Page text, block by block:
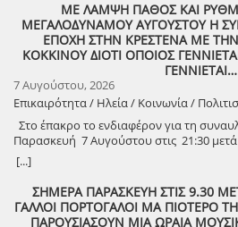
Λέντζας, μαζί με κλιμάκιο της Τεχνικής
της δημοτικής αρχής, διαπιστώθηκε
άμεσα και αυστηρά εντός των
χρηματοδοτείται από το Εθνικό
πλαίσιο των εξειδικευμένων εργασιών
εκσκαφές για την απομάκρυνση των
κατασκευάστηκε ισχυρός τοίχος
γεωύφασμα οπλισμένης γης, και
οπλισμένο επίχωμα με ειδικό κοκκώδες
Λέντζας δήλωσε ικανοποιημένος από
στέλνοντας παράλληλα το μήνυμα για τη
Στόχος μας είναι ο Δήμος Ανδραβίδας-
ζωντανό εργοτάξιο δημιουργίας. Με
ΜΕ ΛΑΜΨΗ ΠΑΘΟΣ ΚΑΙ
ΜΕΓΑΛΟΔΥΝΑΜΟΥ ΑΥΓΟΥΣΤΟΥ Η
ΕΠΟΧΗ ΣΤΗΝ ΚΡΕΣΤΕΝΑ ΜΕ
ΚΟΚΚΙΝΟΥ ΔΙΟΤΙ ΟΠΟΙΟΣ
ΓΕΝΝΙΕΤΑΙ…
7 Αυγούστου, 2026
Επικαιρότητα / Ηλεία / Κοινωνία /
Στο έπακρο το ενδιαφέρον για τη
Παρασκευή 7 Αυγούστου στις 21:30
πάθος και ρυθμό! Στο χώρο Γιορτής
διοργανωτή το Δήμο Ανδρίτσαινας-
φτάνει το ενδιαφέρον του κοινού στην
για τη δωρεάν συναυλία της δημοφιλούς
Κοκκίνου, την Παρασκευή 7 Αυγούστου
[...]
ΣΗΜΕΡΑ ΠΑΡΑΣΚΕΥΗ ΣΤΙΣ 9.30
ΓΑΛΛΟΙ ΠΟΡΤΟΓΑΛΟΙ ΜΑ ΠΙΟΤΕΡΟ
ΠΑΡΟΥΣΙΑΣΟΥΝ ΜΙΑ ΩΡΑΙΑ